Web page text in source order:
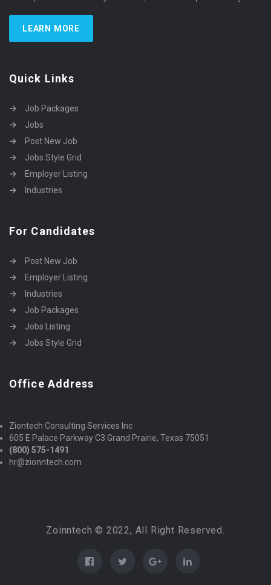
LEARN MORE
Quick Links
Job Packages
Jobs
Post New Job
Jobs Style Grid
Employer Listing
Industries
For Candidates
Post New Job
Employer Listing
Industries
Job Packages
Jobs Listing
Jobs Style Grid
Office Address
Ziontech Consulting Services Inc
605 E Palace Parkway C3 Grand Prairie, Texas 75051
(800) 575-1491
hr@zionntech.com
Zoinntech © 2022, All Right Reserved.